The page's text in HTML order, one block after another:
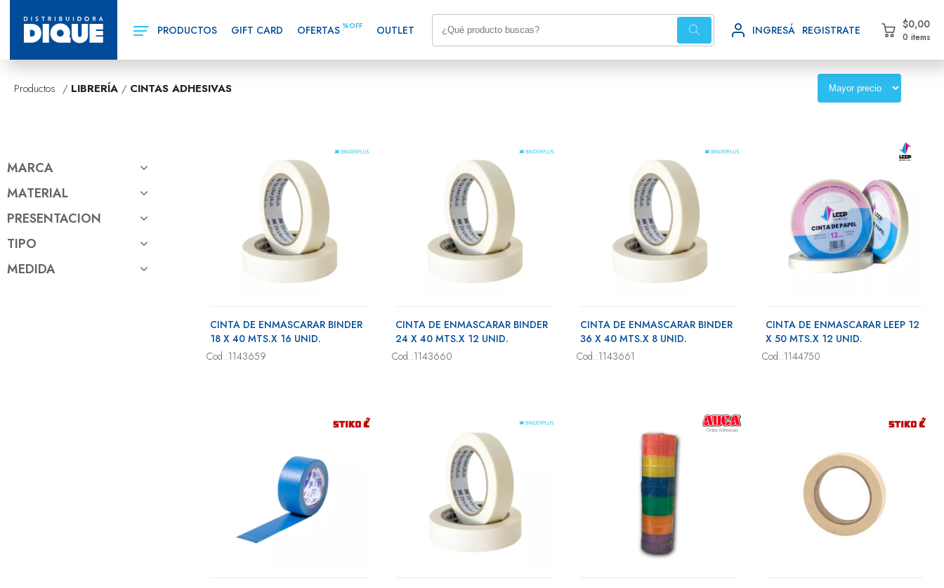
PRODUCTOS GIFT CARD OFERTAS %OFF OUTLET INGRESÁ REGISTRATE $0,00
0 items
Productos / LIBRERÍA / CINTAS ADHESIVAS
MARCA
SCOTCH (2)
(1)
BINDERPLUS (8)
MATERIAL
PLASTICO (1)
PRESENTACION
TIPO
DOBLE FAZ (8)
MEDIDA
CINTA DE ENMASCARAR BINDER
18 X 40 MTS.X 16 UNID.
Cod.:1143659
CINTA DE ENMASCARAR BINDER
24 X 40 MTS.X 12 UNID.
Cod.:1143660
CINTA DE ENMASCARAR BINDER
36 X 40 MTS.X 8 UNID.
Cod.:1143661
CINTA DE ENMASCARAR LEEP 12
X 50 MTS.X 12 UNID.
Cod.:1144750